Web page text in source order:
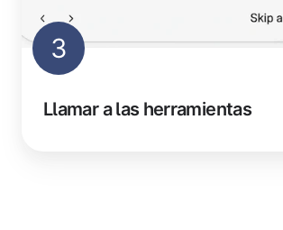
3
Llamar a las herramientas